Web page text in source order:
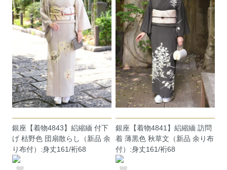
銀座【着物4843】絽縮緬 付下
げ 枯野色 団扇散らし（新品 余
り布付）:身丈161/裄68
銀座【着物4841】絽縮緬 訪問
着 薄黒色 秋草文（新品 余り布
付）:身丈161/裄68